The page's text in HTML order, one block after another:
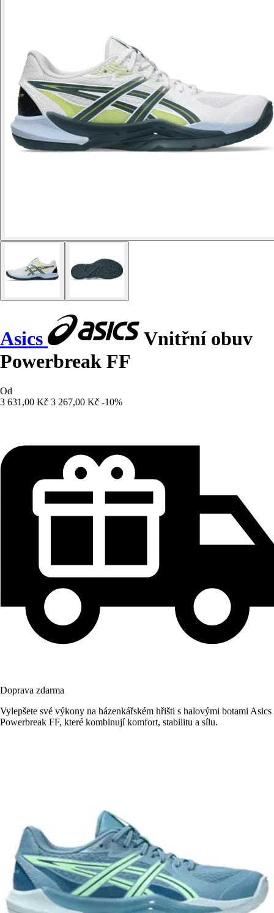
Asics
Vnitřní obuv
Powerbreak FF
Od
3 631,00 Kč 3 267,00 Kč -10%
Doprava zdarma
Vylepšete své výkony na házenkářském hřišti s halovými botami Asics
Powerbreak FF, které kombinují komfort, stabilitu a sílu.